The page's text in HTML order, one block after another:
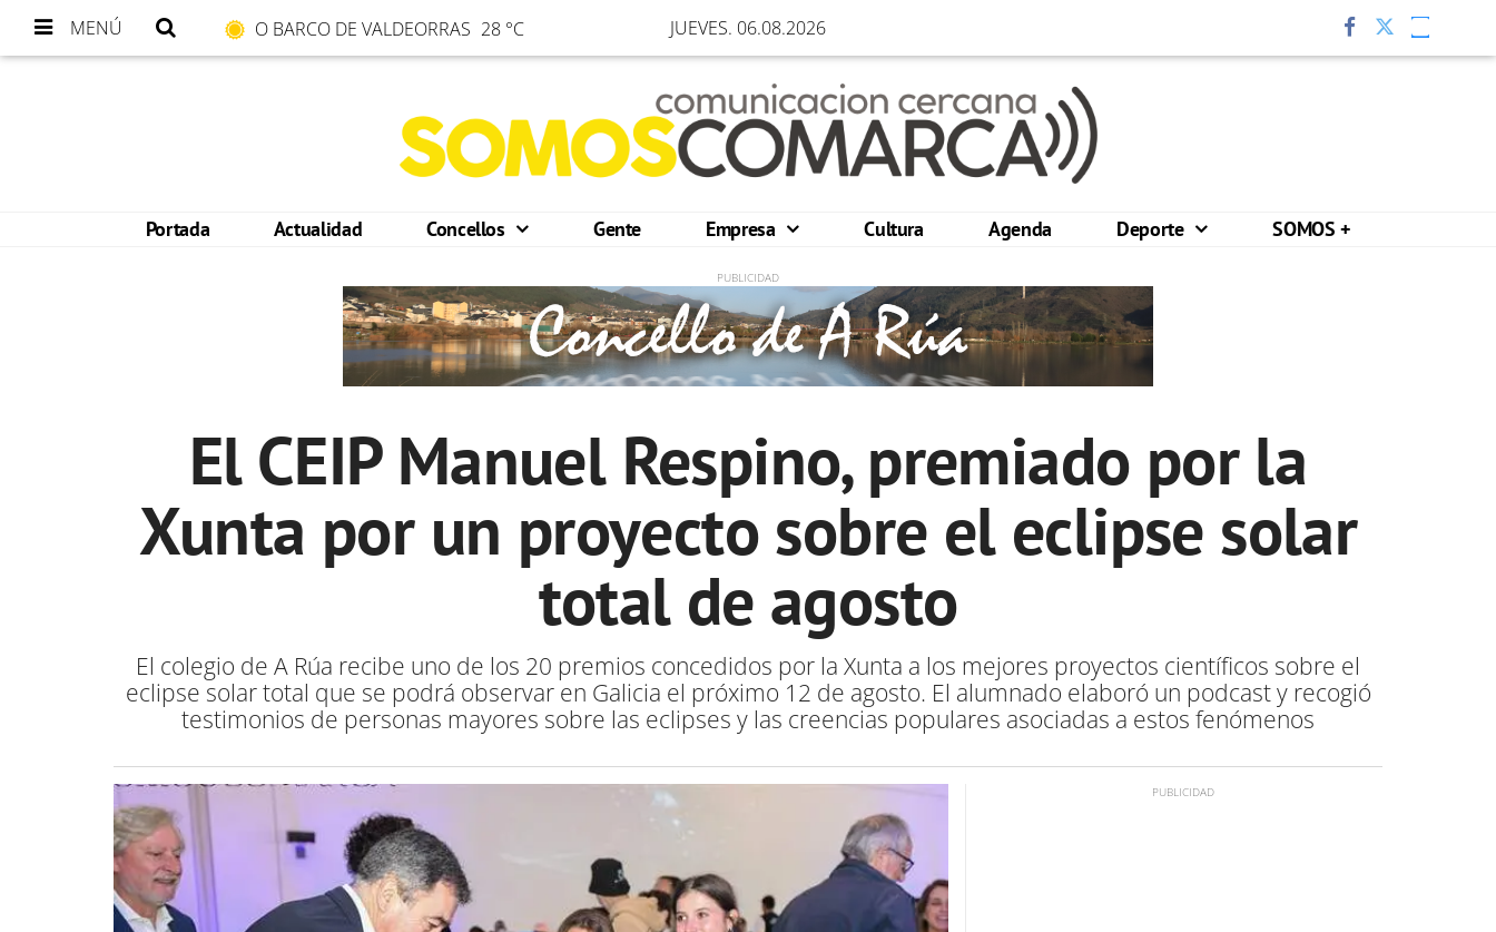
MENÚ O BARCO DE VALDEORRAS 28 °C JUEVES. 06.08.2026
Portada Actualidad Concellos Gente Empresa Cultura Agenda Deporte SOMOS +
El CEIP Manuel Respino, premiado por la
Xunta por un proyecto sobre el eclipse solar
total de agosto
El colegio de A Rúa recibe uno de los 20 premios concedidos por la Xunta a los mejores proyectos científicos sobre el
eclipse solar total que se podrá observar en Galicia el próximo 12 de agosto. El alumnado elaboró un podcast y recogió
testimonios de personas mayores sobre las eclipses y las creencias populares asociadas a estos fenómenos